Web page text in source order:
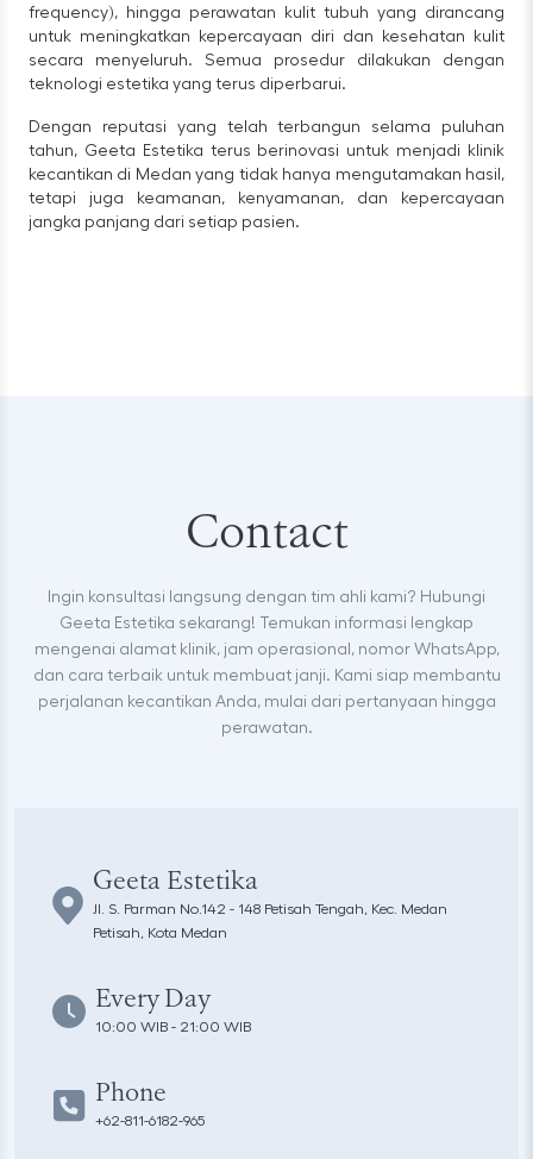
frequency), hingga perawatan kulit tubuh yang dirancang
untuk meningkatkan kepercayaan diri dan kesehatan kulit
secara menyeluruh. Semua prosedur dilakukan dengan
teknologi estetika yang terus diperbarui.
Dengan reputasi yang telah terbangun selama puluhan
tahun, Geeta Estetika terus berinovasi untuk menjadi klinik
kecantikan di Medan yang tidak hanya mengutamakan hasil,
tetapi juga keamanan, kenyamanan, dan kepercayaan
jangka panjang dari setiap pasien.
Contact
Ingin konsultasi langsung dengan tim ahli kami? Hubungi
Geeta Estetika sekarang! Temukan informasi lengkap
mengenai alamat klinik, jam operasional, nomor WhatsApp,
dan cara terbaik untuk membuat janji. Kami siap membantu
perjalanan kecantikan Anda, mulai dari pertanyaan hingga
perawatan.
Geeta Estetika
Jl. S. Parman No.142 - 148 Petisah Tengah, Kec. Medan
Petisah, Kota Medan
Every Day
10:00 WIB - 21:00 WIB
Phone
+62-811-6182-965